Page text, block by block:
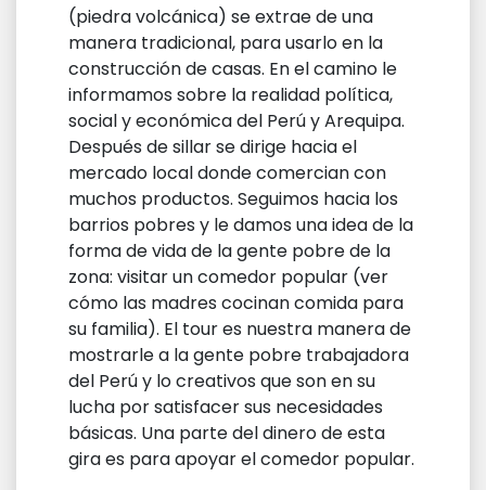
(piedra volcánica) se extrae de una
manera tradicional, para usarlo en la
construcción de casas. En el camino le
informamos sobre la realidad política,
social y económica del Perú y Arequipa.
Después de sillar se dirige hacia el
mercado local donde comercian con
muchos productos. Seguimos hacia los
barrios pobres y le damos una idea de la
forma de vida de la gente pobre de la
zona: visitar un comedor popular (ver
cómo las madres cocinan comida para
su familia). El tour es nuestra manera de
mostrarle a la gente pobre trabajadora
del Perú y lo creativos que son en su
lucha por satisfacer sus necesidades
básicas. Una parte del dinero de esta
gira es para apoyar el comedor popular.